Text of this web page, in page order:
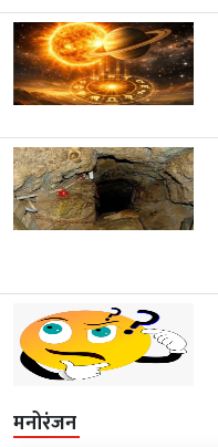
मनोरंजन